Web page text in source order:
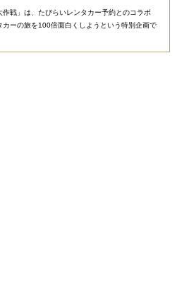
作戦」は、たびらいレンタカー予約とのコラボ
カーの旅を100倍面白くしようという特別企画で